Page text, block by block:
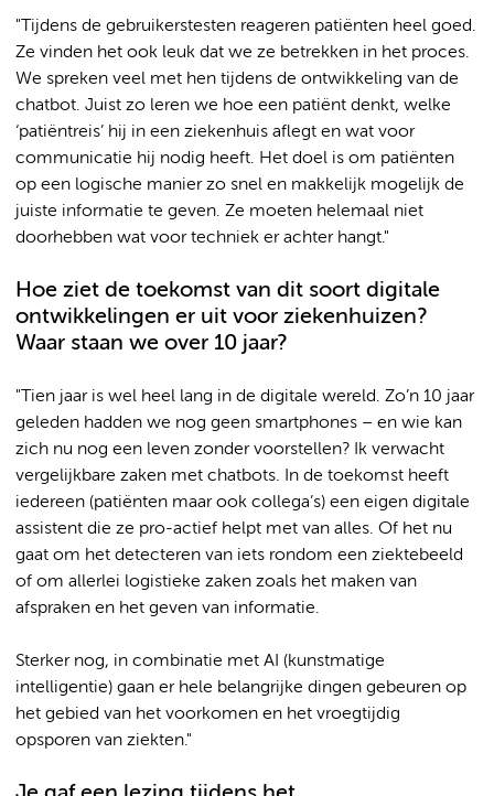
"Tijdens de gebruikerstesten reageren patiënten heel goed.
Ze vinden het ook leuk dat we ze betrekken in het proces.
We spreken veel met hen tijdens de ontwikkeling van de
chatbot. Juist zo leren we hoe een patiënt denkt, welke
‘patiëntreis’ hij in een ziekenhuis aflegt en wat voor
communicatie hij nodig heeft. Het doel is om patiënten
op een logische manier zo snel en makkelijk mogelijk de
juiste informatie te geven. Ze moeten helemaal niet
doorhebben wat voor techniek er achter hangt."
Hoe ziet de toekomst van dit soort digitale
ontwikkelingen er uit voor ziekenhuizen?
Waar staan we over 10 jaar?
"Tien jaar is wel heel lang in de digitale wereld. Zo’n 10 jaar
geleden hadden we nog geen smartphones – en wie kan
zich nu nog een leven zonder voorstellen? Ik verwacht
vergelijkbare zaken met chatbots. In de toekomst heeft
iedereen (patiënten maar ook collega’s) een eigen digitale
assistent die ze pro-actief helpt met van alles. Of het nu
gaat om het detecteren van iets rondom een ziektebeeld
of om allerlei logistieke zaken zoals het maken van
afspraken en het geven van informatie.
Sterker nog, in combinatie met AI (kunstmatige
intelligentie) gaan er hele belangrijke dingen gebeuren op
het gebied van het voorkomen en het vroegtijdig
opsporen van ziekten."